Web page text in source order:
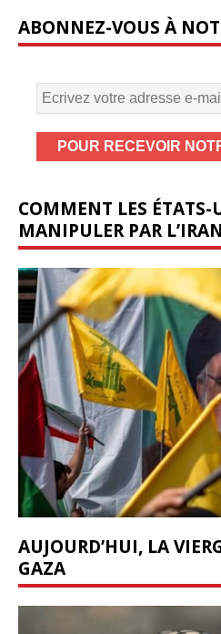
ABONNEZ-VOUS À
COMMENT LES ÉTATS-
MANIPULER PAR L’IRAN
AUJOURD’HUI, LA
GAZA